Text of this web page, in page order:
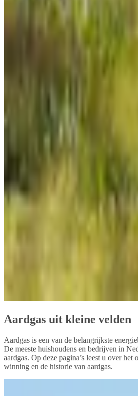
Aardgas uit kleine velden
Aardgas is een van de belangrijkste
De meeste huishoudens en bedrijven in
aardgas. Op deze pagina’s leest u over het
winning en de historie van aardgas.